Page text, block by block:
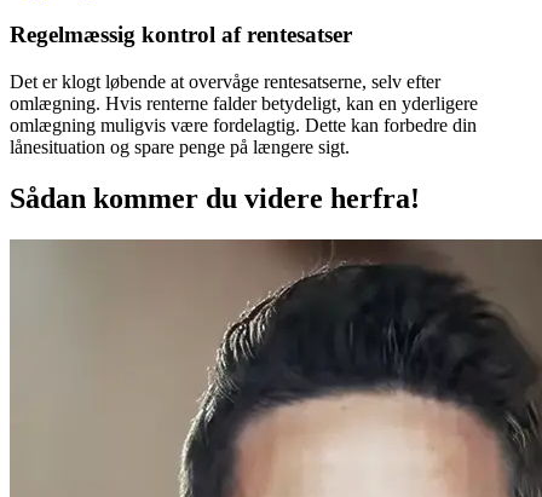
Regelmæssig kontrol af rentesatser
Det er klogt løbende at overvåge rentesatserne, selv efter
omlægning. Hvis renterne falder betydeligt, kan en yderligere
omlægning muligvis være fordelagtig. Dette kan forbedre din
lånesituation og spare penge på længere sigt.
Sådan kommer du videre herfra!